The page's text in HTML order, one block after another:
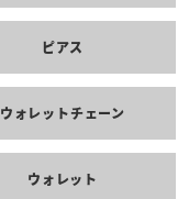
ピアス
ウォレットチェーン
ウォレット